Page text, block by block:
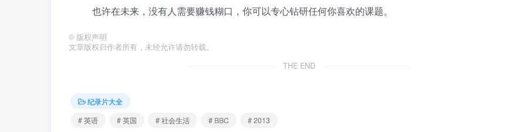
也许在未来，没有人需要赚钱糊口，你可以专心钻研任何你喜欢的课题。
© 版权声明
文章版权归作者所有，未经允许请勿转载。
THE END
纪录片大全
# 英语
# 英国 # 社会生活 # BBC # 2013